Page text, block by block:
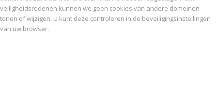
veiligheidsredenen kunnen we geen cookies van andere domeinen
tonen of wijzigen. U kunt deze controleren in de beveiligingsinstellingen
van uw browser.